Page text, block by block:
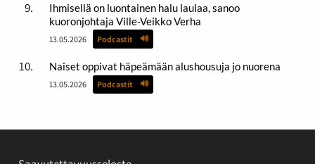
Ihmisellä on luontainen halu laulaa, sanoo
kuoronjohtaja Ville-Veikko Verha
13.05.2026 Podcastit
Naiset oppivat häpeämään alushousuja jo nuorena
13.05.2026 Podcastit